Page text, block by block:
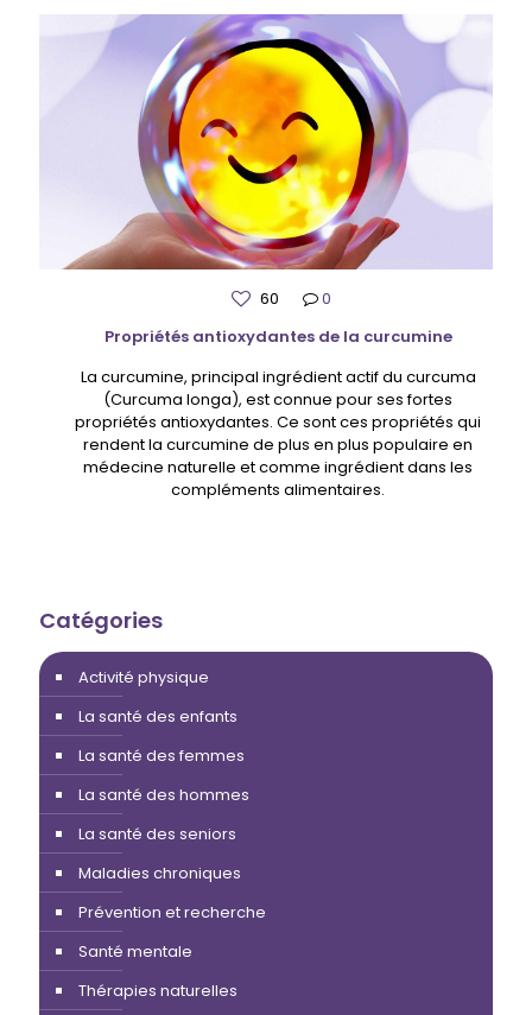
60
0
Propriétés antioxydantes de la curcumine
La curcumine, principal ingrédient actif du curcuma
(Curcuma longa), est connue pour ses fortes
propriétés antioxydantes. Ce sont ces propriétés qui
rendent la curcumine de plus en plus populaire en
médecine naturelle et comme ingrédient dans les
compléments alimentaires.
Catégories
Activité physique
La santé des enfants
La santé des femmes
La santé des hommes
La santé des seniors
Maladies chroniques
Prévention et recherche
Santé mentale
Thérapies naturelles